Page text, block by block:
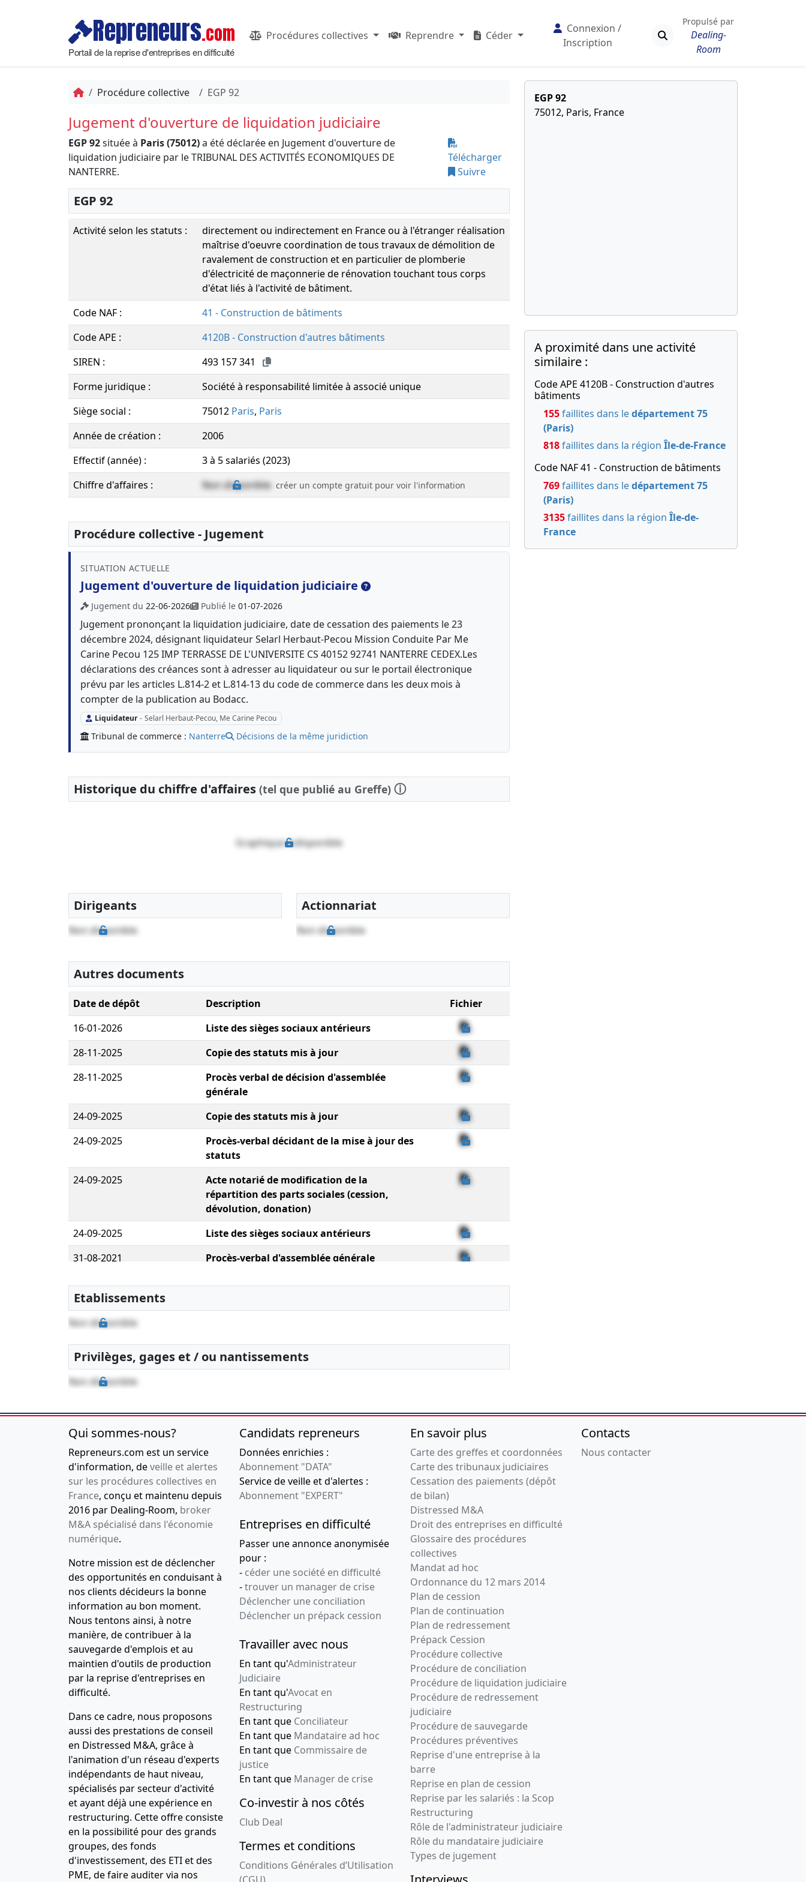
Repreneurs.com
Portail de la reprise d'entreprises en difficulté
Procédures collectives Reprendre Céder
Connexion /
Inscription
Propulsé par
Dealing-
Room
Procédure collective EGP 92
Jugement d'ouverture de liquidation judiciaire
EGP 92située à Paris (75012)a été déclarée en Jugement d'ouverture de
liquidation judiciaire par le TRIBUNAL DES ACTIVITÉS ECONOMIQUES DE
NANTERRE.
Télécharger
Suivre
EGP 92
Activité selon les statuts :
directement ou indirectement en France ou à l'étranger réalisation
maîtrise d'oeuvre coordination de tous travaux de démolition de
ravalement de construction et en particulier de plomberie
d'électricité de maçonnerie de rénovation touchant tous corps
d'état liés à l'activité de bâtiment.
Code NAF :
41 - Construction de bâtiments
Code APE :
4120B - Construction d'autres bâtiments
SIREN :
493 157 341
Forme juridique :
Société à responsabilité limitée à associé unique
Siège social :
75012 Paris, Paris
Année de création :
2006
Effectif (année) :
3 à 5 salariés (2023)
Chiffre d'affaires :
Non disponible créer un compte gratuit pour voir l'information
Procédure collective - Jugement
SITUATION ACTUELLE
Jugement d'ouverture de liquidation judiciaire
Jugement du 22-06-2026 Publié le 01-07-2026
Jugement prononçant la liquidation judiciaire, date de cessation des paiements le 23
décembre 2024, désignant liquidateur Selarl Herbaut-Pecou Mission Conduite Par Me
Carine Pecou 125 IMP TERRASSE DE L'UNIVERSITE CS 40152 92741 NANTERRE CEDEX.Les
déclarations des créances sont à adresser au liquidateur ou sur le portail électronique
prévu par les articles L.814-2 et L.814-13 du code de commerce dans les deux mois à
compter de la publication au Bodacc.
Liquidateur - Selarl Herbaut-Pecou, Me Carine Pecou
Tribunal de commerce : Nanterre Décisions de la même juridiction
Historique du chiffre d'affaires (tel que publié au Greffe) ⓘ
Graphique indisponible
Dirigeants
Non disponible
Actionnariat
Non disponible
Autres documents
Date de dépôt Description
Fichier
16-01-2026
Liste des sièges sociaux antérieurs
28-11-2025
Copie des statuts mis à jour
28-11-2025
Procès verbal de décision d'assemblée
générale
24-09-2025
Copie des statuts mis à jour
24-09-2025
Procès-verbal décidant de la mise à jour des
statuts
24-09-2025
Acte notarié de modification de la
répartition des parts sociales (cession,
dévolution, donation)
24-09-2025
Liste des sièges sociaux antérieurs
31-08-2021
Procès-verbal d'assemblée générale
antérieurs, Statuts mis à jour
12-07-2018
Statuts mis à jour
Cession de parts , Modification(s) statutaire(s) ,
17-01-2018
antérieurs, Statuts mis à jour
Modification(s) statutaire(s) , Transfert du siège
de gérant(s) ,
12-07-2016
Procès-verbal d'assemblée générale
extraordinaire, Acte, Statuts mis à jour
Nomination de co-gérant , Agrément de nouveaux
associés , Cession de parts ,
11-12-2006 Statuts constitutifs
Constitution
Etablissements
Non disponible
Privilèges, gages et / ou nantissements
Non disponible
EGP 92
75012, Paris, France
A proximité dans une activité
similaire :
Code APE 4120B - Construction d'autres
bâtiments
155faillites dans ledépartement 75
(Paris)
818faillites dans la région Île-de-France
Code NAF 41 - Construction de bâtiments
769faillites dans ledépartement 75
(Paris)
3135faillites dans la région Île-de-
France
Qui sommes-nous?
Repreneurs.com est un service
d'information, deveille et alertes
sur les procédures collectives en
France, conçu et maintenu depuis
2016 par Dealing-Room, broker
M&A spécialisé dans l'économie
numérique.
Notre mission est de déclencher
des opportunités en conduisant à
nos clients décideurs la bonne
information au bon moment.
Nous tentons ainsi, à notre
manière, de contribuer à la
sauvegarde d'emplois et au
maintien d'outils de production
par la reprise d'entreprises en
difficulté.
Dans ce cadre, nous proposons
aussi des prestations de conseil
en Distressed M&A, grâce à
l'animation d'un réseau d'experts
indépendants de haut niveau,
spécialisés par secteur d'activité
et ayant déjà une expérience en
restructuring. Cette offre consiste
en la possibilité pour des grands
groupes, des fonds
d'investissement, des ETI et des
PME, de faire auditer via nos
Candidats repreneurs
Données enrichies :
Abonnement "DATA"
Service de veille et d'alertes :
Abonnement "EXPERT"
Entreprises en difficulté
Passer une annonce anonymisée
pour :
- céder une société en difficulté
-trouver un manager de crise
Déclencher une conciliation
Déclencher un prépack cession
Travailler avec nous
En tant qu'Administrateur
Judiciaire
En tant qu'Avocat en
Restructuring
En tant que Conciliateur
En tant que Mandataire ad hoc
En tant que Commissaire de
justice
En tant que Manager de crise
Co-investir à nos côtés
Club Deal
Termes et conditions
Conditions Générales d’Utilisation
En savoir plus
Carte des greffes et coordonnées
Carte des tribunaux judiciaires
Cessation des paiements (dépôt
de bilan)
Distressed M&A
Droit des entreprises en difficulté
Glossaire des procédures
collectives
Mandat ad hoc
Ordonnance du 12 mars 2014
Plan de cession
Plan de continuation
Plan de redressement
Prépack Cession
Procédure collective
Procédure de conciliation
Procédure de liquidation judiciaire
Procédure de redressement
judiciaire
Procédure de sauvegarde
Procédures préventives
Reprise d'une entreprise à la
barre
Reprise en plan de cession
Reprise par les salariés : la Scop
Restructuring
Rôle de l'administrateur judiciaire
Rôle du mandataire judiciaire
Types de jugement
Contacts
Nous contacter